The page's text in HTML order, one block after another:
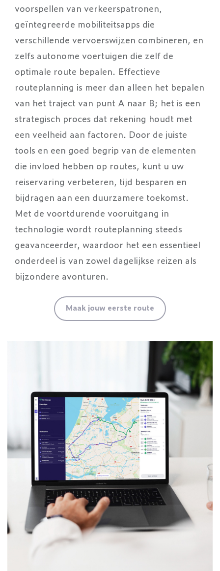
voorspellen van verkeerspatronen,
geïntegreerde mobiliteitsapps die
verschillende vervoerswijzen combineren, en
zelfs autonome voertuigen die zelf de
optimale route bepalen. Effectieve
routeplanning is meer dan alleen het bepalen
van het traject van punt A naar B; het is een
strategisch proces dat rekening houdt met
een veelheid aan factoren. Door de juiste
tools en een goed begrip van de elementen
die invloed hebben op routes, kunt u uw
reiservaring verbeteren, tijd besparen en
bijdragen aan een duurzamere toekomst.
Met de voortdurende vooruitgang in
technologie wordt routeplanning steeds
geavanceerder, waardoor het een essentieel
onderdeel is van zowel dagelijkse reizen als
bijzondere avonturen.
Maak jouw eerste route